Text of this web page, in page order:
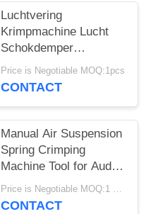
Luchtvering
Krimpmachine Lucht
Schokdemper
Krimpmachine Met
Scherm Montage
Price is Negotiable MOQ:1pcs
CONTACT
Manual Air Suspension
Spring Crimping
Machine Tool for Audi
Air Suspension Shock
Crimping Machine
Price is Negotiable MOQ:1 set
CONTACT